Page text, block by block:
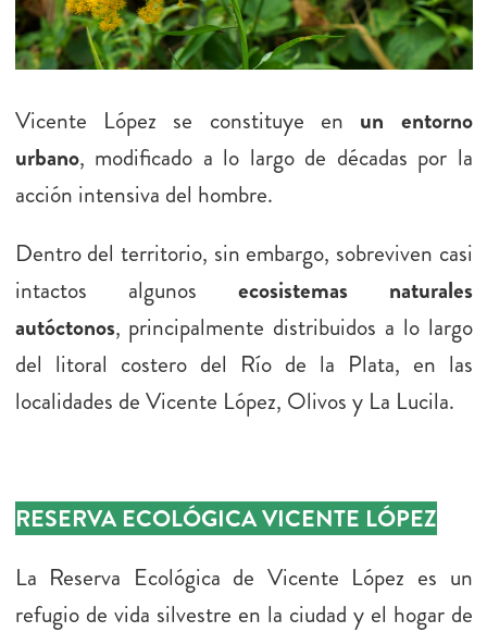
PORTAL DE TRÁMITES
CONTACTO
Vicente López se constituye en un entorno
urbano, modificado a lo largo de décadas por la
acción intensiva del hombre.
Dentro del territorio, sin embargo, sobreviven casi
intactos algunos ecosistemas naturales
autóctonos, principalmente distribuidos a lo largo
del litoral costero del Río de la Plata, en las
localidades de Vicente López, Olivos y La Lucila.
RESERVA ECOLÓGICA VICENTE LÓPEZ
La Reserva Ecológica de Vicente López es un
refugio de vida silvestre en la ciudad y el hogar de